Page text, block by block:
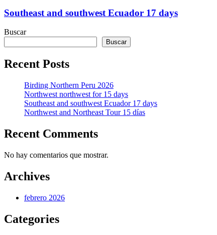
Southeast and southwest Ecuador 17 days
Buscar
Buscar
Recent Posts
Birding Northern Peru 2026
Northwest northwest for 15 days
Southeast and southwest Ecuador 17 days
Northwest and Northeast Tour 15 días
Recent Comments
No hay comentarios que mostrar.
Archives
febrero 2026
Categories